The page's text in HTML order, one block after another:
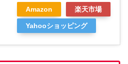
Amazon 楽天市場
Yahooショッピング